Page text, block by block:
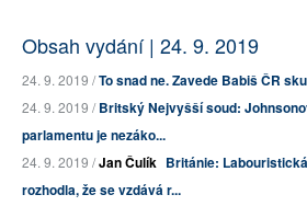
Obsah vydání | 24. 9. 2019
24. 9. 2019 /To snad ne. Zavede Babiš ČR
24. 9. 2019 /Britský Nejvyšší soud:
parlamentu je nezáko...
24. 9. 2019 /Jan Čulík Británie:
rozhodla, že se vzdává r...